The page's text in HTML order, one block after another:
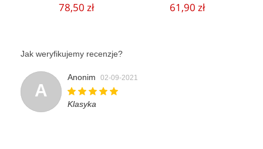
78,50 zł 61,90 zł
Jak weryfikujemy recenzje?
A
Anonim 02-09-2021
Klasyka